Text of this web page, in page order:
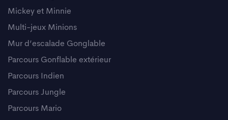
Mickey et Minnie
Multi-jeux Minions
Mur d’escalade Gonglable
Parcours Gonflable extérieur
Parcours Indien
Parcours Jungle
Parcours Mario